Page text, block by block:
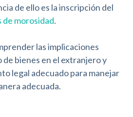
de ello es la inscripción del
morosidad.
las implicaciones
de bienes en el extranjero y
legal adecuado para manejar
adecuada.